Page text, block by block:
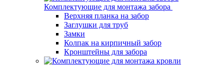
Комплектующие для монтажа забора
Верхняя планка на забор
Заглушки для труб
Замки
Колпак на кирпичный забор
Кронштейны для забора